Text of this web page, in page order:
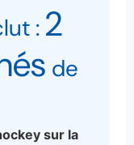
: 2
de
sur la